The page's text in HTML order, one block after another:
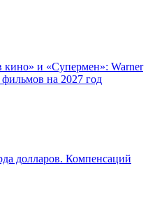
кино» и «Супермен»: Warner
на 2027 год
долларов. Компенсаций